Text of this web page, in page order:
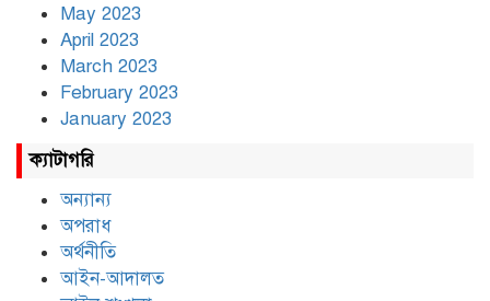
May 2023
April 2023
March 2023
February 2023
January 2023
ক্যাটাগরি
অন্যান্য
অপরাধ
অর্থনীতি
আইন-আদালত